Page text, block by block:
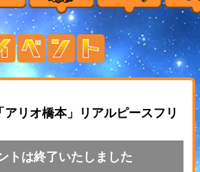
リオ橋本」リアルピースフリ
トは終了いたしました